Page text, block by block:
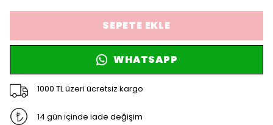
SEPETE EKLE
WHATSAPP
1000 TL üzeri ücretsiz kargo
14 gün içinde iade değişim